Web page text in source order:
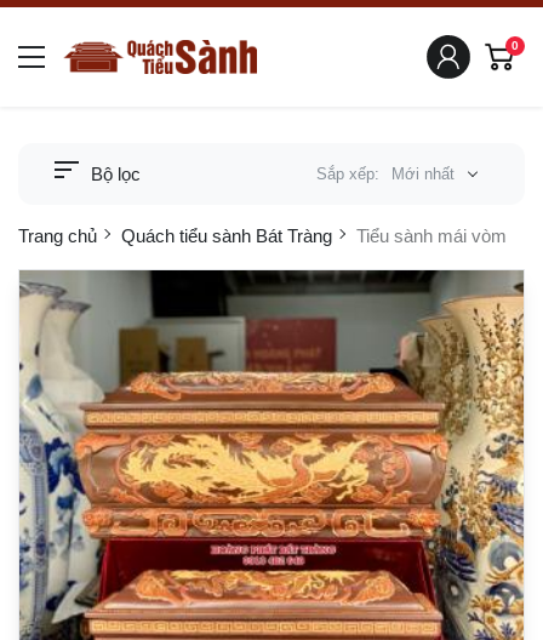
0
Bộ lọc Sắp xếp: Mới nhất
Trang chủ Quách tiểu sành Bát Tràng Tiểu sành mái vòm